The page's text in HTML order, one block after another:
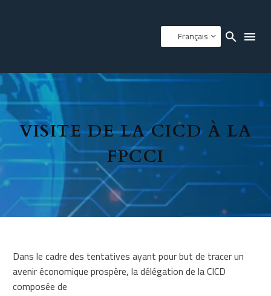
Français
VISITE DE LA CICD À LA
FPCCI
Dans le cadre des tentatives ayant pour but de tracer un
avenir économique prospère, la délégation de la CICD
composée de